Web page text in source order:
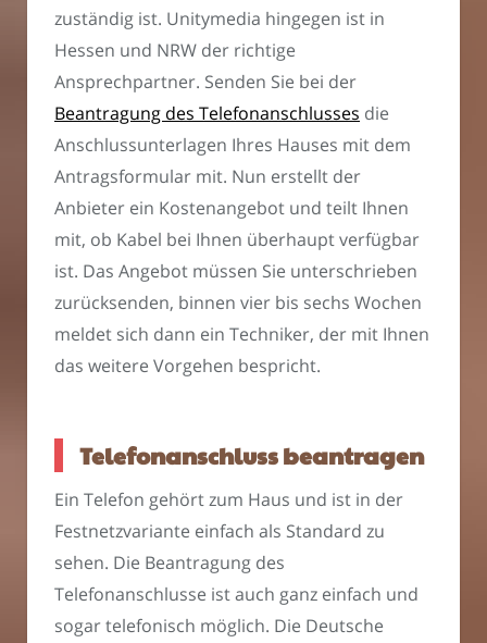
zuständig ist. Unitymedia hingegen ist in
Hessen und NRW der richtige
Ansprechpartner. Senden Sie bei der
Beantragung des Telefonanschlusses die
Anschlussunterlagen Ihres Hauses mit dem
Antragsformular mit. Nun erstellt der
Anbieter ein Kostenangebot und teilt Ihnen
mit, ob Kabel bei Ihnen überhaupt verfügbar
ist. Das Angebot müssen Sie unterschrieben
zurücksenden, binnen vier bis sechs Wochen
meldet sich dann ein Techniker, der mit Ihnen
das weitere Vorgehen bespricht.
Telefonanschluss beantragen
Ein Telefon gehört zum Haus und ist in der
Festnetzvariante einfach als Standard zu
sehen. Die Beantragung des
Telefonanschlusse ist auch ganz einfach und
sogar telefonisch möglich. Die Deutsche